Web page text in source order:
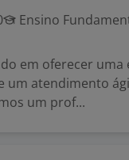
Ensino
em oferecer uma
um atendimento
um prof...